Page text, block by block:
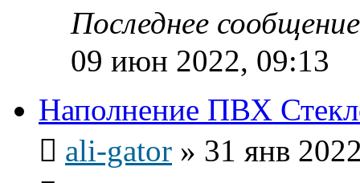
Последнее
09 июн 2022, 09:13
Наполнение ПВХ
ali-gator » 31 янв